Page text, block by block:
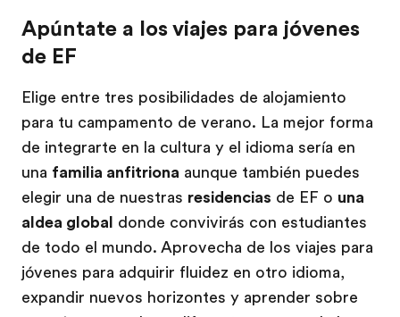
Apúntate a los viajes para jóvenes
de EF
Elige entre tres posibilidades de alojamiento
para tu campamento de verano. La mejor forma
de integrarte en la cultura y el idioma sería en
una familia anfitriona aunque también puedes
elegir una de nuestras residencias de EF o una
aldea global donde convivirás con estudiantes
de todo el mundo. Aprovecha de los viajes para
jóvenes para adquirir fluidez en otro idioma,
expandir nuevos horizontes y aprender sobre